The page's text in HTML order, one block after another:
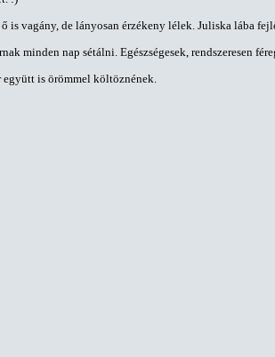
vagány, de lányosan érzékeny lélek. Juliska lába
minden nap sétálni. Egészségesek, rendszeresen
is örömmel költöznének.